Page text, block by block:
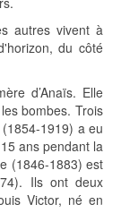
autres vivent à
du côté
d’Anaïs. Elle
bombes. Trois
1919) a eu
ans pendant la
(1846-1883) est
Ils ont deux
Victor, né en